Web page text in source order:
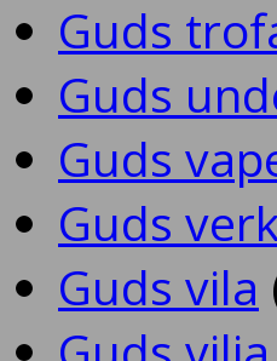
Guds
Guds
Guds
Guds
Guds vila